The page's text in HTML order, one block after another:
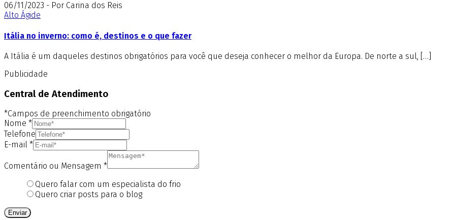
06/11/2023 - Por Carina dos Reis
Alto Ágide
Itália no inverno: como é, destinos e o que fazer
A Itália é um daqueles destinos obrigatórios para você que deseja conhecer o melhor da Europa. De norte a sul, […]
Publicidade
Central de Atendimento
*Campos de preenchimento obrigatório
Nome *
Telefone
E-mail *
Comentário ou Mensagem *
Quero falar com um especialista do frio
Quero criar posts para o blog
Enviar